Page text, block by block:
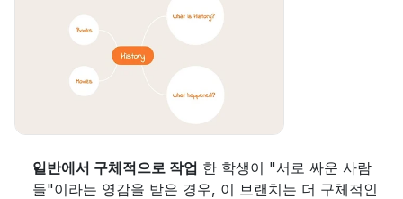
일반에서 구체적으로 작업 한 학생이 "서로 싸운 사람
들"이라는 영감을 받은 경우, 이 브랜치는 더 구체적인